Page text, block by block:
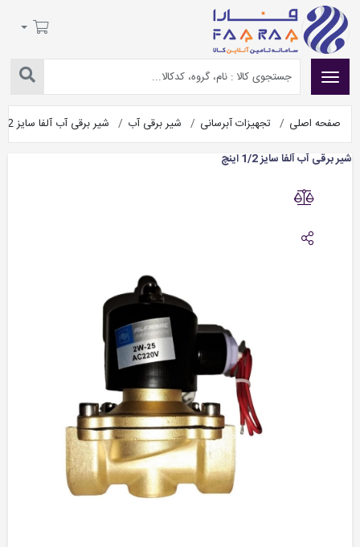
صفحه اصلی تجهیزات آبرسانی شیر برقی آب
شیر برقی آب آلفا سایز 1/2 اینچ
شیر برقی آب آلفا سایز 1/2 اینچ